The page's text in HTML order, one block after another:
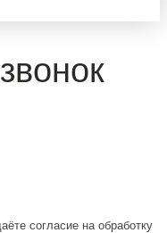
согласие на обработку